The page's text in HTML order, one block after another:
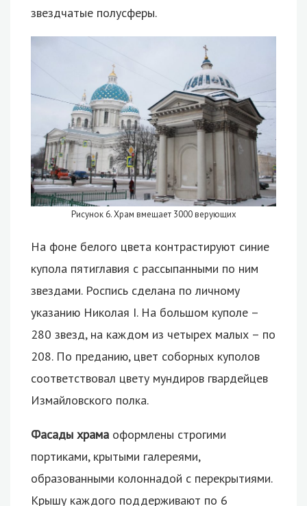
звездчатые полусферы.
Рисунок 6. Храм вмещает 3000 верующих
На фоне белого цвета контрастируют синие
купола пятиглавия с рассыпанными по ним
звездами. Роспись сделана по личному
указанию Николая I. На большом куполе –
280 звезд, на каждом из четырех малых – по
208. По преданию, цвет соборных куполов
соответствовал цвету мундиров гвардейцев
Измайловского полка.
Фасады храма оформлены строгими
портиками, крытыми галереями,
образованными колоннадой с перекрытиями.
Крышу каждого поддерживают по 6